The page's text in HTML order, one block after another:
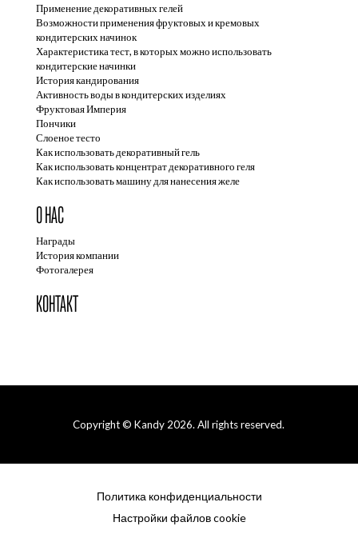
Применение декоративных гелей
Возможности применения фруктовых и кремовых
кондитерских начинок
Характеристика тест, в которых можно использовать
кондитерские начинки
История кандирования
Активность воды в кондитерских изделиях
Фруктовая Империя
Пончики
Слоеное тесто
Как использовать декоративный гель
Как использовать концентрат декоративного геля
Как использовать машину для нанесения желе
О НАС
Награды
История компании
Фотогалерея
КОНТАКТ
Copyright © Kandy 2026. All rights reserved.
Политика конфиденциальности
Настройки файлов cookie